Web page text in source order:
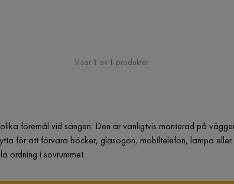
Visar 1 av 1 produkter
föremål vid sängen. Den är vanligtvis monterad på
för att förvara böcker, glasögon, mobiltelefon, lampa
ordning i sovrummet.